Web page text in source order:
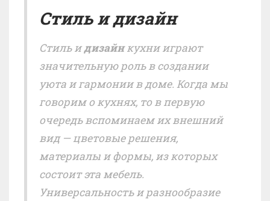
Стиль и дизайн
Стиль идизайнкухни играют
значительную роль в создании
уюта и гармонии в доме. Когда мы
говорим о кухнях, то в первую
очередь вспоминаем их внешний
вид — цветовые решения,
материалы и формы, из которых
состоит эта мебель.
Универсальность и разнообразие